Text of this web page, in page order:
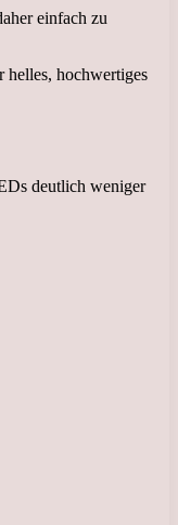
einfach zu
helles, hochwertiges
deutlich weniger